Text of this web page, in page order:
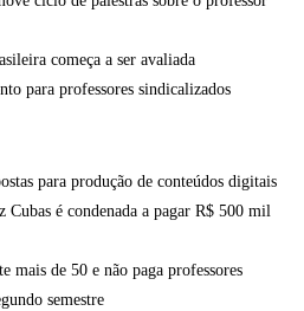
começa a ser avaliada
para professores sindicalizados
para produção de conteúdos digitais
Cubas é condenada a pagar R$ 500 mil
mais de 50 e não paga professores
semestre